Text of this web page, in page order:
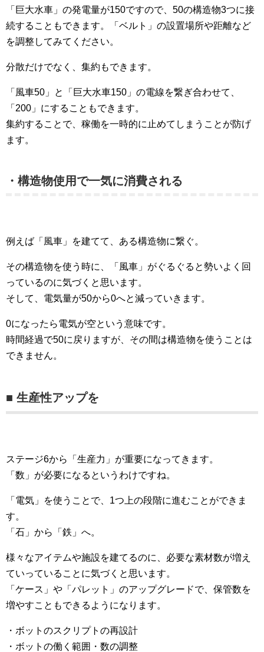
「巨大水車」の発電量が150ですので、50の構造物3つに接
続することもできます。「ベルト」の設置場所や距離など
を調整してみてください。
分散だけでなく、集約もできます。
「風車50」と「巨大水車150」の電線を繋ぎ合わせて、
「200」にすることもできます。
集約することで、稼働を一時的に止めてしまうことが防げ
ます。
・構造物使用で一気に消費される
例えば「風車」を建てて、ある構造物に繋ぐ。
その構造物を使う時に、「風車」がぐるぐると勢いよく回
っているのに気づくと思います。
そして、電気量が50から0へと減っていきます。
0になったら電気が空という意味です。
時間経過で50に戻りますが、その間は構造物を使うことは
できません。
■ 生産性アップを
ステージ6から「生産力」が重要になってきます。
「数」が必要になるというわけですね。
「電気」を使うことで、1つ上の段階に進むことができま
す。
「石」から「鉄」へ。
様々なアイテムや施設を建てるのに、必要な素材数が増え
ていっていることに気づくと思います。
「ケース」や「パレット」のアップグレードで、保管数を
増やすこともできるようになります。
・ボットのスクリプトの再設計
・ボットの働く範囲・数の調整